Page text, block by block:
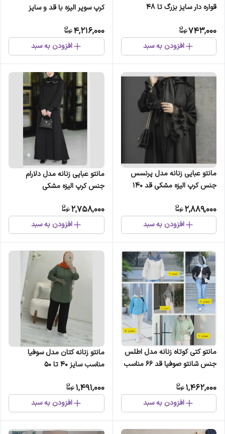
قواره دار سایز بزرگ تا 48
743,000
افزودن به سبد
کرپ سوپر الیزه با قد و سایز
4,216,000
افزودن به سبد
مانتو عبایی زنانه مدل پرنسس
جنس کرپ الیزه مشکی قد 140
2,889,000
افزودن به سبد
مانتو عبایی زنانه مدل دلارام
جنس کرپ الیزه مشکی
2,758,000
افزودن به سبد
مانتو کتی کوتاه زنانه مدل اطلس
جنس شانتو صوفیا قد 66 مناسب
1,462,000
افزودن به سبد
مانتو زنانه کتان مدل سوفیا
مناسب سایز 40 تا 50
1,491,000
افزودن به سبد